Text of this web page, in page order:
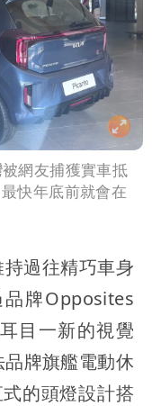
網友捕獲實車抵
快年底前就會在
過往精巧車身
牌Opposites
目一新的視覺
牌旗艦電動休
的頭燈設計搭